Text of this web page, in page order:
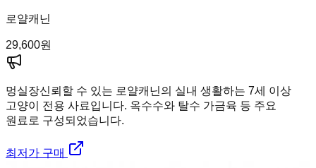
로얄캐닌
29,600원
멍실장신뢰할 수 있는 로얄캐닌의 실내 생활하는 7세 이상
고양이 전용 사료입니다. 옥수수와 탈수 가금육 등 주요
원료로 구성되었습니다.
최저가 구매